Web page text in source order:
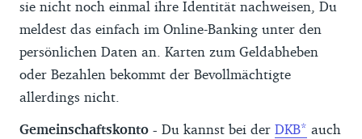
sie nicht noch einmal ihre Identität nachweisen, Du
meldest das einfach im Online-Banking unter den
persönlichen Daten an. Karten zum Geldabheben
oder Bezahlen bekommt der Bevollmächtigte
allerdings nicht.
Gemeinschaftskonto - Du kannst bei der DKB
auch